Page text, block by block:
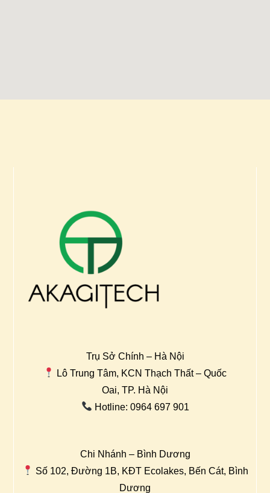
Trụ Sở Chính – Hà Nội
Lô Trung Tâm, KCN Thạch Thất – Quốc
Oai, TP. Hà Nội
Hotline: 0964 697 901
Chi Nhánh – Bình Dương
Số 102, Đường 1B, KĐT Ecolakes, Bến Cát, Bình
Dương